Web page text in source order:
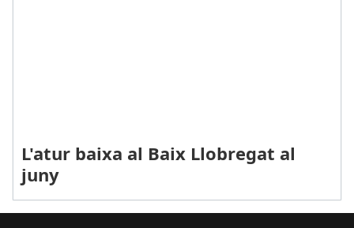
L'atur baixa al Baix Llobregat al
juny